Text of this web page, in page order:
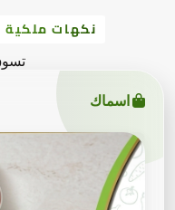
نكهات
اسماك